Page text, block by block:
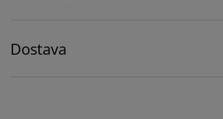
Dostava